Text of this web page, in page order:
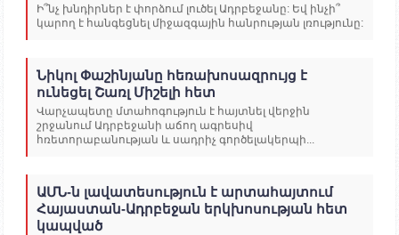
Ի՞նչ խնդիրներ է փորձում լուծել Ադրբեջանը: Եվ ինչի՞
կարող է հանգեցնել միջազգային հանրության լռությունը:
Նիկոլ Փաշինյանը հեռախոսազրույց է
ունեցել Շառլ Միշելի հետ
Վարչապետը մտահոգություն է հայտնել վերջին
շրջանում Ադրբեջանի աճող ագրեսիվ
հռետորաբանության և սադրիչ գործելակերպի...
ԱՄՆ-ն լավատեսություն է արտահայտում
Հայաստան-Ադրբեջան երկխոսության հետ
կապված